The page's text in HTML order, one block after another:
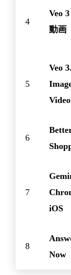
4
Veo
動画
5
Veo
Video
6
7
iOS
8
Now